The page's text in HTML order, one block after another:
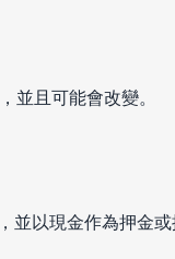
並且可能會改變。
並以現金作為押金